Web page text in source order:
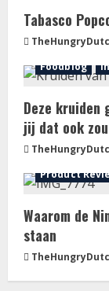
Tabasco
Foodblog
Deze kruiden
jij dat ook
Product
Waarom de
staan